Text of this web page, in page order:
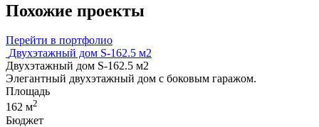
Похожие проекты
Перейти в портфолио
Двухэтажный дом S-162.5 м2
Двухэтажный дом S-162.5 м2
Элегантный двухэтажный дом с боковым гаражом.
Площадь
162 м2
Бюджет